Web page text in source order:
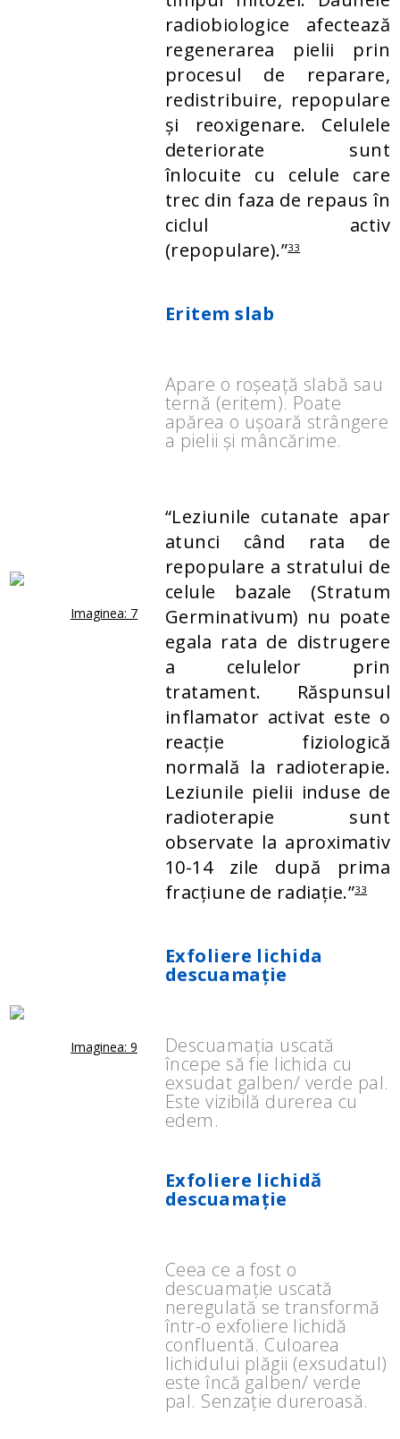
radiobiologice afectează
regenerarea pielii prin
procesul de reparare,
redistribuire, repopulare
și reoxigenare. Celulele
deteriorate sunt
înlocuite cu celule care
trec din faza de repaus în
ciclul activ
(repopulare).”33
Imaginea: 7
Eritem slab
Apare o roșeață slabă sau
ternă (eritem). Poate
apărea o ușoară strângere
a pielii și mâncărime.
“Leziunile cutanate apar
atunci când rata de
repopulare a stratului de
celule bazale (Stratum
Germinativum) nu poate
egala rata de distrugere
a celulelor prin
tratament. Răspunsul
inflamator activat este o
reacție fiziologică
normală la radioterapie.
Leziunile pielii induse de
radioterapie sunt
observate la aproximativ
10-14 zile după prima
fracțiune de radiație.”33
Imaginea: 9
Exfoliere lichida
descuamație
Descuamația uscată
începe să fie lichida cu
exsudat galben/ verde pal.
Este vizibilă durerea cu
edem.
Exfoliere lichidă
descuamație
Ceea ce a fost o
descuamație uscată
neregulată se transformă
într-o exfoliere lichidă
confluentă. Culoarea
lichidului plăgii (exsudatul)
este încă galben/ verde
pal. Senzație dureroasă.